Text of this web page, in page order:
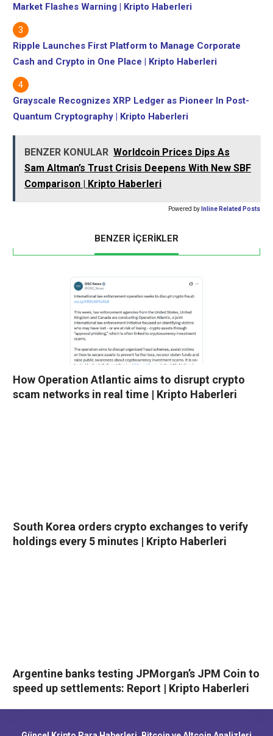
Market Flashes Warning | Kripto Haberleri
Ripple Launches First Platform to Manage Corporate
Cash and Crypto in One Place | Kripto Haberleri
Grayscale Recognizes XRP Ledger as Pioneer In Post-
Quantum Cryptography | Kripto Haberleri
BENZER KONULAR Worldcoin Prices Dips As
Sam Altman’s Trust Crisis Deepens With New SBF
Comparison | Kripto Haberleri
Powered by Inline Related Posts
BENZER İÇERİKLER
How Operation Atlantic aims to disrupt crypto
scam networks in real time | Kripto Haberleri
South Korea orders crypto exchanges to verify
holdings every 5 minutes | Kripto Haberleri
Argentine banks testing JPMorgan’s JPM Coin to
speed up settlements: Report | Kripto Haberleri